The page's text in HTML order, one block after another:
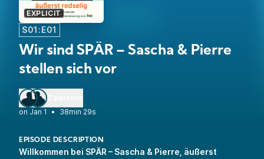
EXPLICIT
S01:E01
Wir sind SPÄR – Sascha & Pierre
stellen sich vor
•
38min 29s
EPISODE DESCRIPTION
Willkommen bei SPÄR – Sascha & Pierre, äußerst